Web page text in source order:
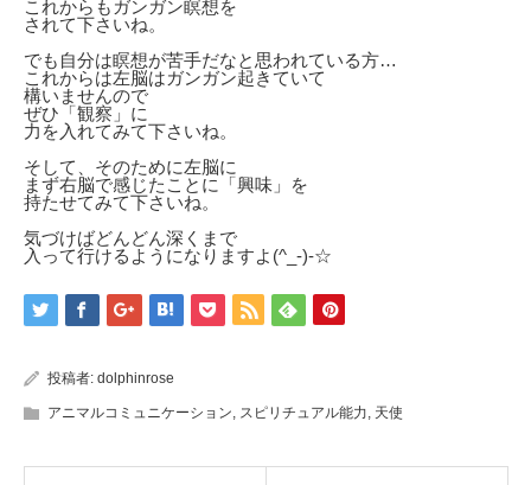
これからもガンガン瞑想を
されて下さいね。
でも自分は瞑想が苦手だなと思われている方…
これからは左脳はガンガン起きていて
構いませんので
ぜひ「観察」に
力を入れてみて下さいね。
そして、そのために左脳に
まず右脳で感じたことに「興味」を
持たせてみて下さいね。
気づけばどんどん深くまで
入って行けるようになりますよ(^_-)-☆
投稿者: dolphinrose
アニマルコミュニケーション, スピリチュアル能力, 天使